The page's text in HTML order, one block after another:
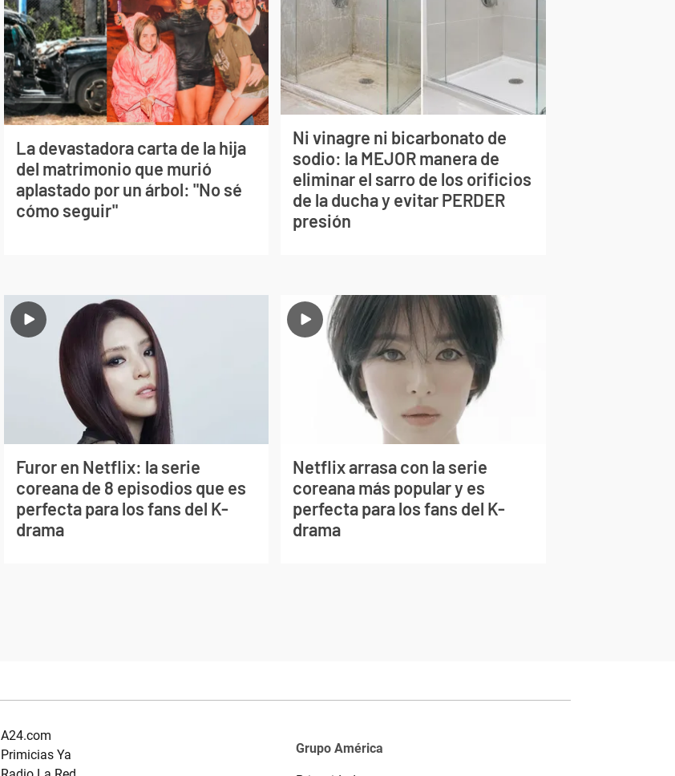
La devastadora carta de la hija
del matrimonio que murió
aplastado por un árbol: "No sé
cómo seguir"
Ni vinagre ni bicarbonato de
sodio: la MEJOR manera de
eliminar el sarro de los orificios
de la ducha y evitar PERDER
presión
Furor en Netflix: la serie
coreana de 8 episodios que es
perfecta para los fans del K-
drama
Netflix arrasa con la serie
coreana más popular y es
perfecta para los fans del K-
drama
A24.com
Primicias Ya
Grupo América